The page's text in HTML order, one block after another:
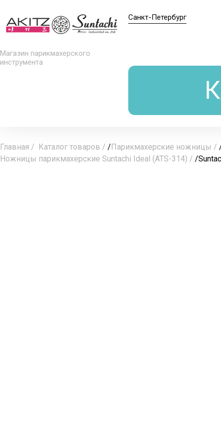
Магазин парикмахерского
инструмента
Санкт-Петербург
Главная Каталог товаров /Парикмахерские ножницы
Ножницы парикмахерские Suntachi Ideal (ATS-314)
/